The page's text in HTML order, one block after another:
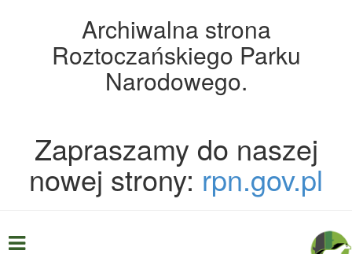
Archiwalna strona
Roztoczańskiego Parku
Narodowego.
Zapraszamy do naszej
nowej strony: rpn.gov.pl